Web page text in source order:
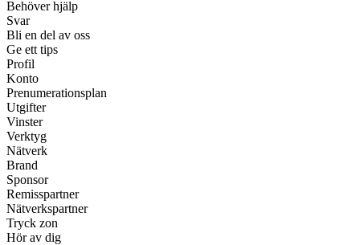
Behöver hjälp
Svar
Bli en del av oss
Ge ett tips
Profil
Konto
Prenumerationsplan
Utgifter
Vinster
Verktyg
Nätverk
Brand
Sponsor
Remisspartner
Nätverkspartner
Tryck zon
Hör av dig